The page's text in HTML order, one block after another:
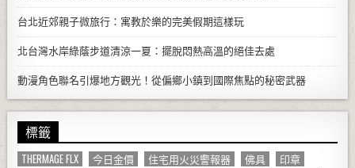
台北近郊親子微旅行：寓教於樂的完美假期這樣玩
北台灣水岸綠蔭步道清涼一夏：擺脫悶熱高溫的絕佳去處
動漫角色聯名引爆地方觀光！從偏鄉小鎮到國際焦點的秘密武器
標籤
THERMAGE FLX 今日金價 住宅用火災警報器 佛具
印章